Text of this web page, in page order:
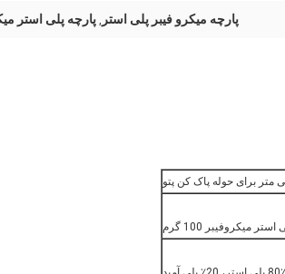
پارچه میکرو فیبر پلی استر , پارچه پلی استر
میکروفیبر 100 گرم